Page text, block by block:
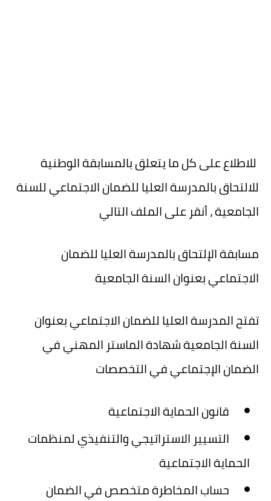
للاطلاع على كل ما يتعلق بالمسابقة الوطنية
للالتحاق بالمدرسة العليا للضمان الاجتماعي للسنة
الجامعية ، أنقر على الملف التالي
مسابقة الإلتحاق بالمدرسة العليا للضمان
الاجتماعي بعنوان السنة الجامعية
تفتح المدرسة العليا للضمان الاجتماعي بعنوان
السنة الجامعية شهادة الماستر المهني في
الضمان الإجتماعي في التخصصات
قانون الحماية الاجتماعية
التسيير الاستراتيجي والتنفيذي لمنظمات
الحماية الاجتماعية
حساب المخاطرة متخصص في الضمان